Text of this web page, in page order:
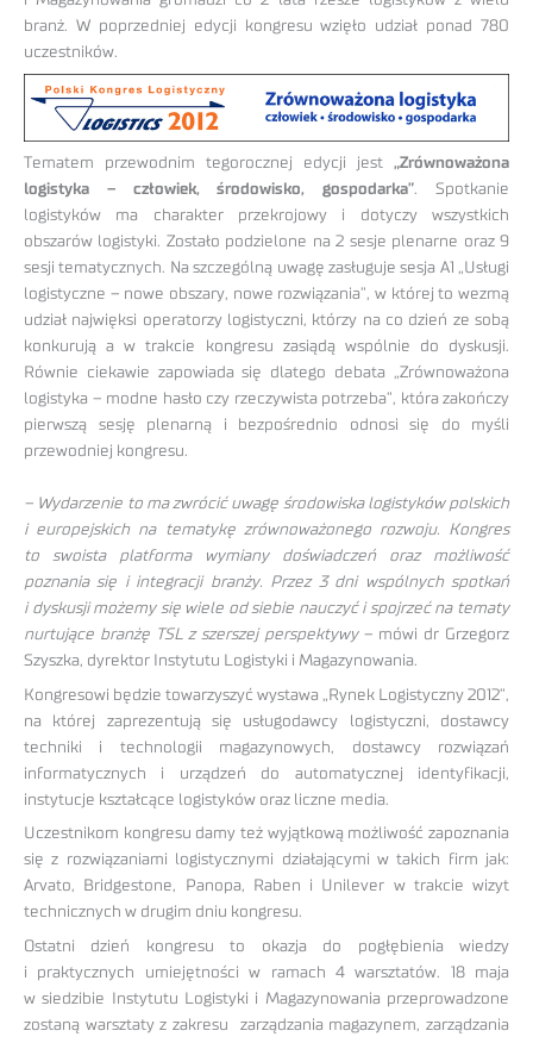
branż. W poprzedniej edycji kongresu wzięło udział ponad 780
uczestników.
Tematem przewodnim tegorocznej edycji jest „Zrównoważona
logistyka – człowiek, środowisko, gospodarka”. Spotkanie
logistyków ma charakter przekrojowy i dotyczy wszystkich
obszarów logistyki. Zostało podzielone na 2 sesje plenarne oraz 9
sesji tematycznych. Na szczególną uwagę zasługuje sesja A1 „Usługi
logistyczne – nowe obszary, nowe rozwiązania”, w której to wezmą
udział najwięksi operatorzy logistyczni, którzy na co dzień ze sobą
konkurują a w trakcie kongresu zasiądą wspólnie do dyskusji.
Równie ciekawie zapowiada się dlatego debata „Zrównoważona
logistyka – modne hasło czy rzeczywista potrzeba”, która zakończy
pierwszą sesję plenarną i bezpośrednio odnosi się do myśli
przewodniej kongresu.
– Wydarzenie to ma zwrócić uwagę środowiska logistyków polskich
i europejskich na tematykę zrównoważonego rozwoju. Kongres
to swoista platforma wymiany doświadczeń oraz możliwość
poznania się i integracji branży. Przez 3 dni wspólnych spotkań
i dyskusji możemy się wiele od siebie nauczyć i spojrzeć na tematy
nurtujące branżę TSL z szerszej perspektywy– mówi dr Grzegorz
Szyszka, dyrektor Instytutu Logistyki i Magazynowania.
Kongresowi będzie towarzyszyć wystawa „Rynek Logistyczny 2012”,
na której zaprezentują się usługodawcy logistyczni, dostawcy
techniki i technologii magazynowych, dostawcy rozwiązań
informatycznych i urządzeń do automatycznej identyfikacji,
instytucje kształcące logistyków oraz liczne media.
Uczestnikom kongresu damy też wyjątkową możliwość zapoznania
się z rozwiązaniami logistycznymi działającymi w takich firm jak:
Arvato, Bridgestone, Panopa, Raben i Unilever w trakcie wizyt
technicznych w drugim dniu kongresu.
Ostatni dzień kongresu to okazja do pogłębienia wiedzy
i praktycznych umiejętności w ramach 4 warsztatów. 18 maja
w siedzibie Instytutu Logistyki i Magazynowania przeprowadzone
zostaną warsztaty z zakresu zarządzania magazynem, zarządzania